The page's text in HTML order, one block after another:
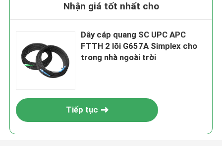
Nhận giá tốt nhất cho
Dây cáp quang SC UPC APC
FTTH 2 lõi G657A Simplex cho
trong nhà ngoài trời
Tiếp tục